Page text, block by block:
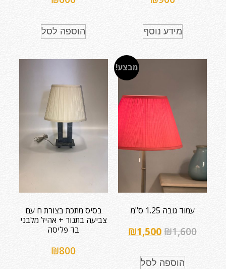
מידע נוסף הוספה לסל
מבצע!
עמוד גובה 1.25 ס"מ
₪1,600
₪1,500
הוספה לסל
בסיס מתכת בצורת ח עם
צביעה בתנור + אהיל מלבני
בד פליסה
₪800